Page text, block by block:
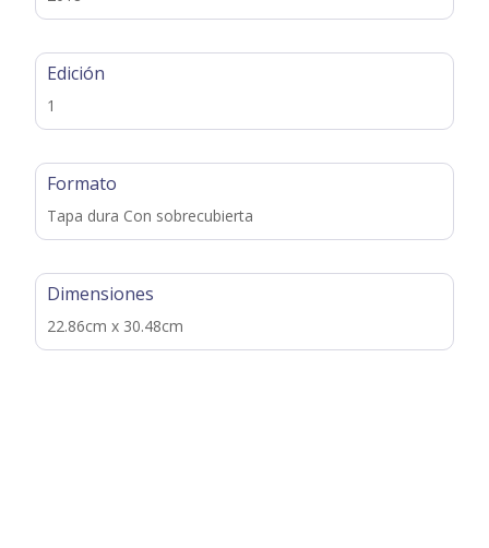
Edición
1
Formato
Tapa dura Con sobrecubierta
Dimensiones
22.86cm x 30.48cm